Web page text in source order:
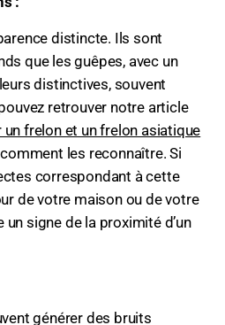
distincte. Ils sont
que les guêpes, avec un
distinctives, souvent
retrouver notre article
frelon et un frelon asiatique
les reconnaître. Si
correspondant à cette
de votre maison ou de votre
signe de la proximité d’un
générer des bruits